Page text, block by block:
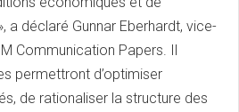
a déclaré Gunnar Eberhardt, vice-
Communication Papers. Il
permettront d’optimiser
de rationaliser la structure des